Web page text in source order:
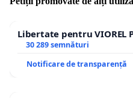
Libertate pentru VIOREL
30 289 semnături
Notificare de transparență